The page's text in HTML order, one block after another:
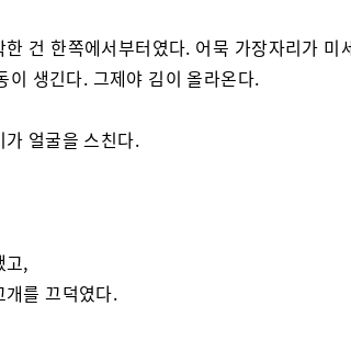
한 건 한쪽에서부터였다. 어묵 가장자리가 미
이 생긴다. 그제야 김이 올라온다.
가 얼굴을 스친다.
고,
개를 끄덕였다.